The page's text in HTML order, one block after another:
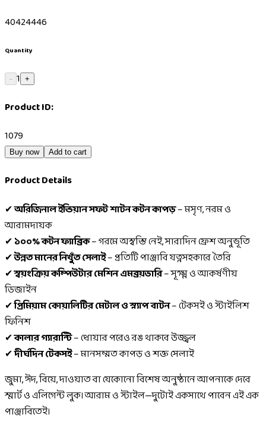
40424446
Quantity
- 1 +
Product ID:
1079
Buy now Add to cart
Product Details
✔অরিজিনাল ইন্ডিয়ান সফট শাটন কটন কাপড়– মসৃণ, নরম ও
আরামদায়ক
✔১০০% কটন ফ্যাব্রিক– গরমে অস্বস্তি নেই, সারাদিন ফ্রেশ অনুভূতি
✔উন্নত মানের নিখুঁত সেলাই– প্রতিটি পাঞ্জাবি যত্নসহকারে তৈরি
✔স্বয়ংক্রিয় কম্পিউটার মেশিন এমব্রয়ডারি– সূক্ষ্ম ও আকর্ষণীয়
ডিজাইন
✔প্রিমিয়াম কোয়ালিটির মেটাল ও স্ন্যাপ বাটন– টেকসই ও স্টাইলিশ
ফিনিশ
✔কালার গ্যারান্টি– ধোয়ার পরেও রঙ থাকবে উজ্জ্বল
✔দীর্ঘদিন টেকসই– মানসম্মত কাপড় ও শক্ত সেলাই
জুমা, ঈদ, বিয়ে, দাওয়াত বা যেকোনো বিশেষ অনুষ্ঠানে আপনাকে দেবে
স্মার্ট ও এলিগেন্ট লুক। আরাম ও স্টাইল—দুটোই একসাথে পাবেন এই এক
পাঞ্জাবিতেই।